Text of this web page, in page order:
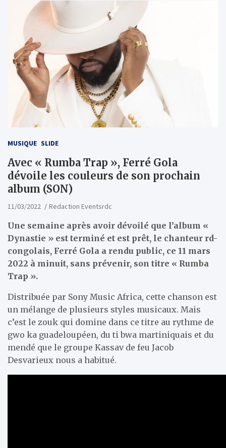
MUSIQUE SLIDE
Avec « Rumba Trap », Ferré Gola
dévoile les couleurs de son prochain
album (SON)
11/03/2022 Redaction Eventsrdc
Une semaine après avoir dévoilé que l’album «
Dynastie » est terminé et est prêt, le chanteur rd-
congolais, Ferré Gola a rendu public, ce 11 mars
2022 à minuit, sans prévenir, son titre « Rumba
Trap ».
Distribuée par Sony Music Africa, cette chanson est
un mélange de plusieurs styles musicaux. Mais
c’est le zouk qui domine dans ce titre au rythme de
gwo ka guadeloupéen, du ti bwa martiniquais et du
mendé que le groupe Kassav de feu Jacob
Desvarieux nous a habitué.